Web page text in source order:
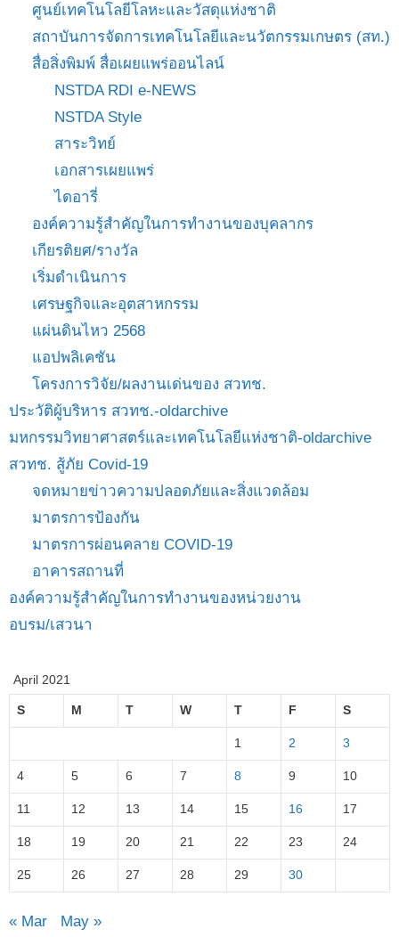
ศูนย์เทคโนโลยีโลหะและวัสดุแห่งชาติ
สถาบันการจัดการเทคโนโลยีและนวัตกรรมเกษตร (สท.)
สื่อสิ่งพิมพ์ สื่อเผยแพร่ออนไลน์
NSTDA RDI e-NEWS
NSTDA Style
สาระวิทย์
เอกสารเผยแพร่
ไดอารี่
องค์ความรู้สำคัญในการทำงานของบุคลากร
เกียรติยศ/รางวัล
เริ่มดำเนินการ
เศรษฐกิจและอุตสาหกรรม
แผ่นดินไหว 2568
แอปพลิเคชัน
โครงการวิจัย/ผลงานเด่นของ สวทช.
ประวัติผู้บริหาร สวทช.-oldarchive
มหกรรมวิทยาศาสตร์และเทคโนโลยีแห่งชาติ-oldarchive
สวทช. สู้ภัย Covid-19
จดหมายข่าวความปลอดภัยและสิ่งแวดล้อม
มาตรการป้องกัน
มาตรการผ่อนคลาย COVID-19
อาคารสถานที่
องค์ความรู้สำคัญในการทำงานของหน่วยงาน
อบรม/เสวนา
April 2021
S M T W T F S
1 2 3
4 5 6 7 8 9 10
11 12 13 14 15 16 17
18 19 20 21 22 23 24
25 26 27 28 29 30
« Mar May »